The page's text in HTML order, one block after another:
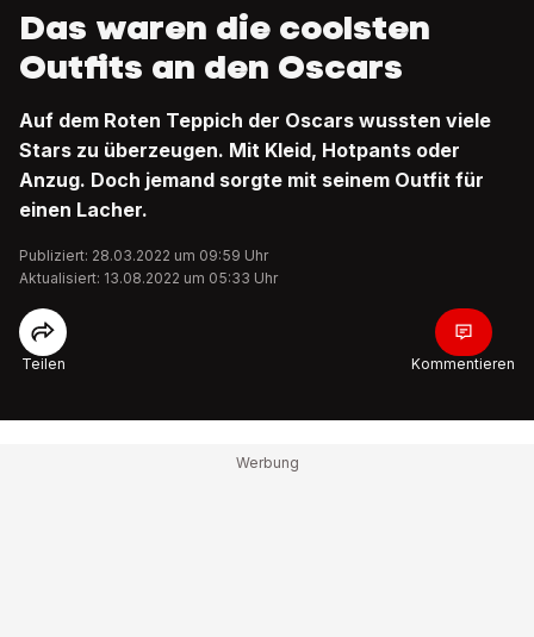
Das waren die coolsten
Outfits an den Oscars
Auf dem Roten Teppich der Oscars wussten viele
Stars zu überzeugen. Mit Kleid, Hotpants oder
Anzug. Doch jemand sorgte mit seinem Outfit für
einen Lacher.
Publiziert: 28.03.2022 um 09:59 Uhr
Aktualisiert: 13.08.2022 um 05:33 Uhr
Teilen Kommentieren